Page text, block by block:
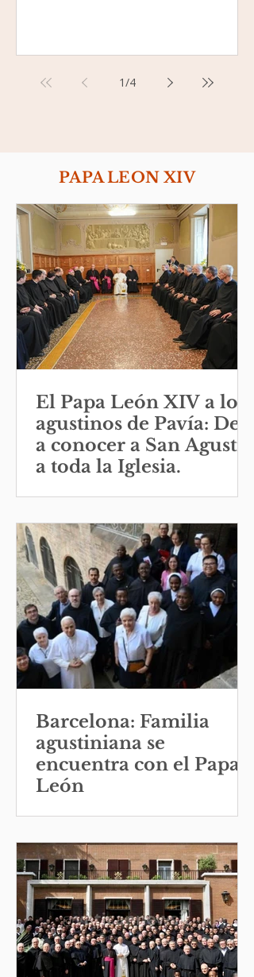
1/4
PAPA LEON XIV
El Papa León XIV a los
agustinos de Pavía: Den
a conocer a San Agustín
a toda la Iglesia.
Barcelona: Familia
agustiniana se
encuentra con el Papa
León